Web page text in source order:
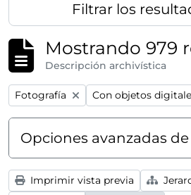
Filtrar los
Mostrando 979
Descripción archivística
Remove filter:
Fotografía Remove filter:
Con objetos
Opciones avanzadas
Imprimir vista previa